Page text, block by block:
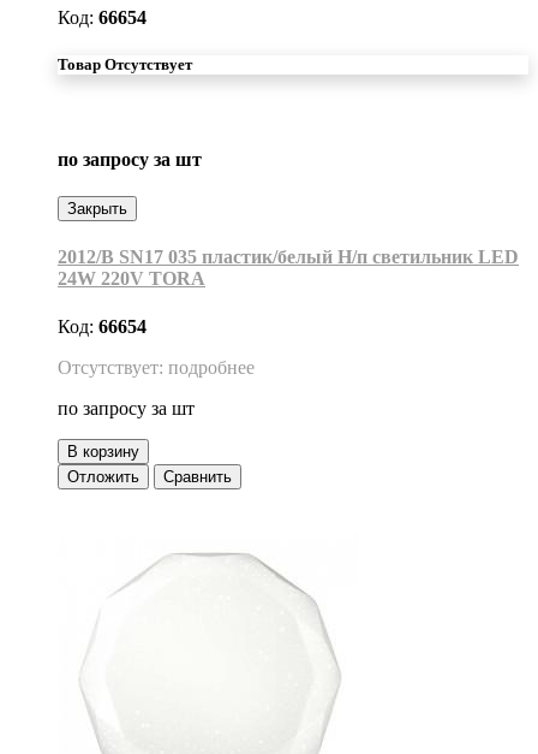
Код: 66654
Товар Отсутствует
по запросу за шт
Закрыть
2012/B SN17 035 пластик/белый Н/п светильник LED
24W 220V TORA
Код: 66654
Отсутствует: подробнее
по запросу за шт
В корзину
Отложить
Сравнить